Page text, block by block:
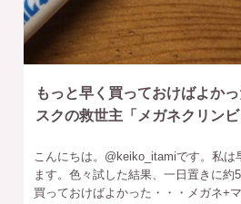
もっと早く買っておけばよか
スクの救世主「メガネクリンビ
こんにちは。‎@keiko_itamiです。私は
ます。色々試した結果、一日置きに約
買っておけばよかった・・・メガネ+